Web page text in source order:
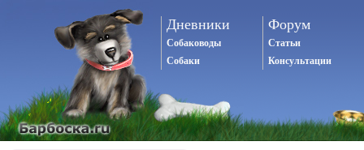
Дневники
Собаководы
Собаки
Форум
Статьи
Консультации